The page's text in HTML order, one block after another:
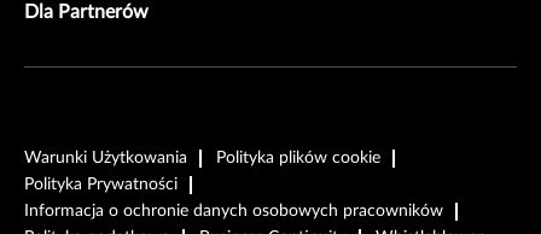
Dla Partnerów
Warunki Użytkowania
Polityka plików cookie
Polityka Prywatności
Informacja o ochronie danych osobowych pracowników